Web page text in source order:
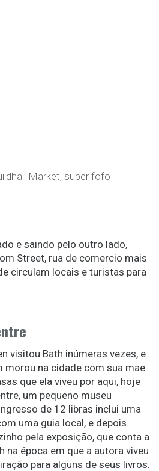
Market, super fofo
e saindo pelo outro lado,
Street, rua de comercio mais
circulam locais e turistas para
visitou Bath inúmeras vezes, e
morou na cidade com sua mae
que ela viveu por aqui, hoje
um pequeno museu
de 12 libras inclui uma
uma guia local, e depois
pela exposição, que conta a
na época em que a autora viveu
para alguns de seus livros.